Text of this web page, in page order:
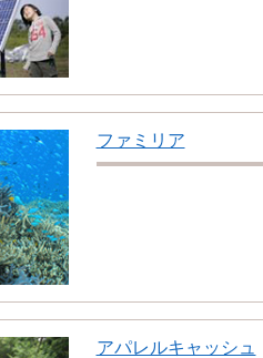
ファミリア
アパレルキャッシュ